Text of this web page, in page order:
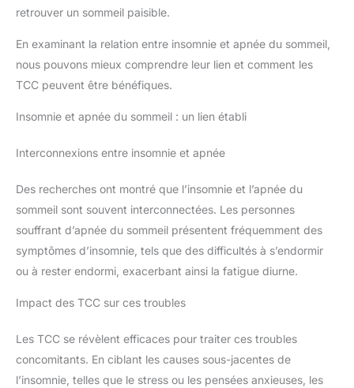
retrouver un sommeil paisible.
En examinant la relation entre insomnie et apnée du sommeil,
nous pouvons mieux comprendre leur lien et comment les
TCC peuvent être bénéfiques.
Insomnie et apnée du sommeil : un lien établi
Interconnexions entre insomnie et apnée
Des recherches ont montré que l’insomnie et l’apnée du
sommeil sont souvent interconnectées. Les personnes
souffrant d’apnée du sommeil présentent fréquemment des
symptômes d’insomnie, tels que des difficultés à s’endormir
ou à rester endormi, exacerbant ainsi la fatigue diurne.
Impact des TCC sur ces troubles
Les TCC se révèlent efficaces pour traiter ces troubles
concomitants. En ciblant les causes sous-jacentes de
l’insomnie, telles que le stress ou les pensées anxieuses, les